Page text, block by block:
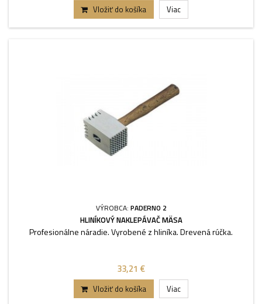
Vložiť do košíka Viac
VÝROBCA: PADERNO 2
HLINÍKOVÝ NAKLEPÁVAČ MÄSA
Profesionálne náradie. Vyrobené z hliníka. Drevená rúčka.
33,21 €
Vložiť do košíka Viac